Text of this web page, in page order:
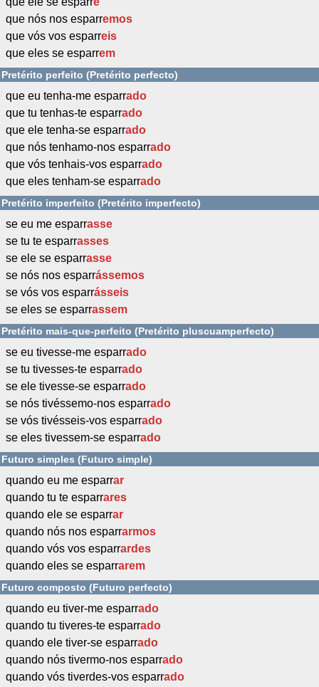
que nós nos esparremos
que vós vos esparreis
que eles se esparrem
Pretérito perfeito (Pretérito perfecto)
que eu tenha-me esparrado
que tu tenhas-te esparrado
que ele tenha-se esparrado
que nós tenhamo-nos esparrado
que vós tenhais-vos esparrado
que eles tenham-se esparrado
Pretérito imperfeito (Pretérito imperfecto)
se eu me esparrasse
se tu te esparrasses
se ele se esparrasse
se nós nos esparrássemos
se vós vos esparrásseis
se eles se esparrassem
Pretérito mais-que-perfeito (Pretérito pluscuamperfecto)
se eu tivesse-me esparrado
se tu tivesses-te esparrado
se ele tivesse-se esparrado
se nós tivéssemo-nos esparrado
se vós tivésseis-vos esparrado
se eles tivessem-se esparrado
Futuro simples (Futuro simple)
quando eu me esparrar
quando tu te esparrares
quando ele se esparrar
quando nós nos esparrarmos
quando vós vos esparrardes
quando eles se esparrarem
Futuro composto (Futuro perfecto)
quando eu tiver-me esparrado
quando tu tiveres-te esparrado
quando ele tiver-se esparrado
quando nós tivermo-nos esparrado
quando vós tiverdes-vos esparrado